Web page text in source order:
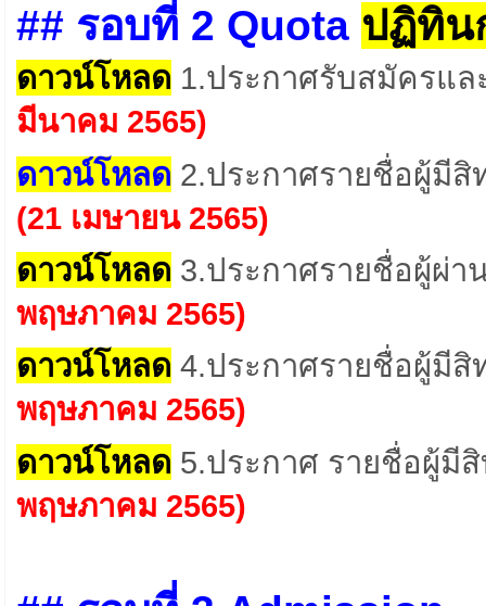
## รอบที่ 2 Quota ปฏิทิน
ดาวน์โหลด 1.ประกาศรับสมัครแ
มีนาคม 2565)
ดาวน์โหลด 2.ประกาศรายชื่อผู้มี
(21 เมษายน 2565)
ดาวน์โหลด 3.ประกาศรายชื่อผู้ผ่า
พฤษภาคม 2565)
ดาวน์โหลด 4.ประกาศรายชื่อผู้มีสิ
พฤษภาคม 2565)
ดาวน์โหลด 5.ประกาศ รายชื่อผู้มี
พฤษภาคม 2565)